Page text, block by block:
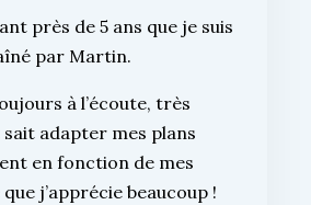
près de 5 ans que je suis
par Martin.
à l’écoute, très
adapter mes plans
en fonction de mes
j’apprécie beaucoup !